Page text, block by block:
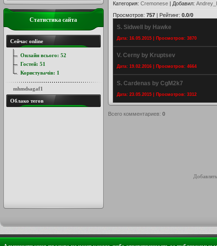
Категория: Cremonese | Добавил:
Просмотров: 757 | Рейтинг: 0.0/0
S. Sidwell by Hawke
Дата: 16.05.2015 | Просмотров: 3870
V. Cerny by Kruptsev
Дата: 19.02.2016 | Просмотров: 4664
S. Cardenas by CgM2k7
Дата: 23.05.2015 | Просмотров: 3312
Всего комментариев: 0
Статистика сайта
Сейчас online
Онлайн всього: 52
Гостей: 51
Користувачів: 1
mhmdsagaf1
Облако тегов